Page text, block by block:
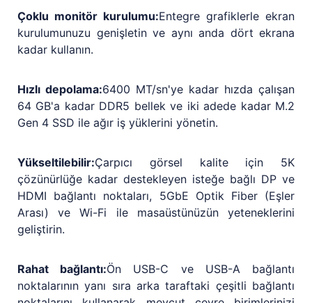
Çoklu monitör kurulumu:Entegre grafiklerle ekran
kurulumunuzu genişletin ve aynı anda dört ekrana
kadar kullanın.
Hızlı depolama:6400 MT/sn'ye kadar hızda çalışan
64 GB'a kadar DDR5 bellek ve iki adede kadar M.2
Gen 4 SSD ile ağır iş yüklerini yönetin.
Yükseltilebilir:Çarpıcı görsel kalite için 5K
çözünürlüğe kadar destekleyen isteğe bağlı DP ve
HDMI bağlantı noktaları, 5GbE Optik Fiber (Eşler
Arası) ve Wi-Fi ile masaüstünüzün yeteneklerini
geliştirin.
Rahat bağlantı:Ön USB-C ve USB-A bağlantı
noktalarının yanı sıra arka taraftaki çeşitli bağlantı